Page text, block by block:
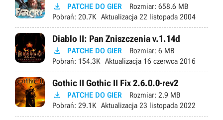
 PATCHE DO GIER Rozmiar: 658.6 MB
Pobrań: 20.7K Aktualizacja 22 listopada 2004
Diablo II: Pan Zniszczenia v.1.14d
 PATCHE DO GIER Rozmiar: 6 MB
Pobrań: 154.3K Aktualizacja 16 czerwca 2016
Gothic II Gothic II Fix 2.6.0.0-rev2
 PATCHE DO GIER Rozmiar: 2.9 MB
Pobrań: 29.1K Aktualizacja 23 listopada 2022